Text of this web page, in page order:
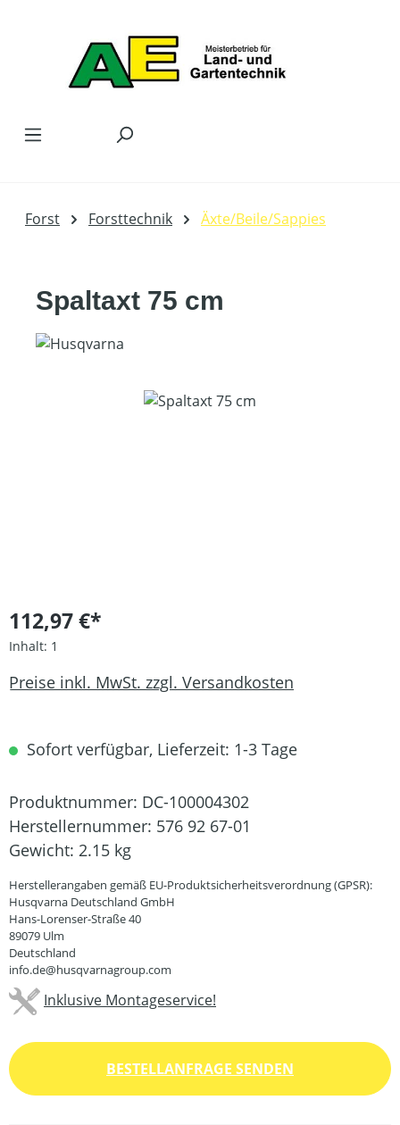
Forst Forsttechnik Äxte/Beile/Sappies
Spaltaxt 75 cm
Bildergalerie überspringen
112,97 €*
Inhalt: 1
Preise inkl. MwSt. zzgl. Versandkosten
Sofort verfügbar, Lieferzeit: 1-3 Tage
Produktnummer: DC-100004302
Herstellernummer: 576 92 67-01
Gewicht: 2.15 kg
Herstellerangaben gemäß EU-Produktsicherheitsverordnung (GPSR):
Husqvarna Deutschland GmbH
Hans-Lorenser-Straße 40
89079 Ulm
Deutschland
info.de@husqvarnagroup.com
Inklusive Montageservice!
BESTELLANFRAGE SENDEN